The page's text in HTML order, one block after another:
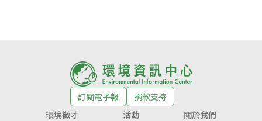
訂閱電子報
捐款支持
環境徵才
活動
關於我們